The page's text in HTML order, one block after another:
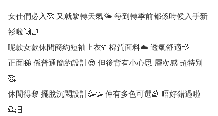
女仕們必入🥰 又就黎轉天氣🌤️ 每到轉季前都係時候入手新
衫啦🙌🏻
呢款女款休閒簡約短袖上衣👕棉質面料☁️ 透氣舒適💨
正面睇 係普通簡約設計😎 但後背有小心思 層次感 超特別
🥰
休閒得黎 擺脫沉悶設計🥳🥳 仲有多色可選🌈 唔好錯過啦
💁🏻